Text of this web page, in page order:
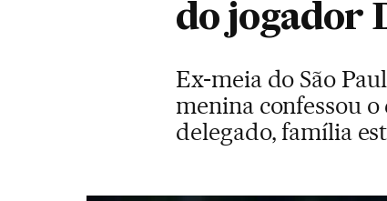
do jogador
Ex-meia do São
menina confessou
delegado, família